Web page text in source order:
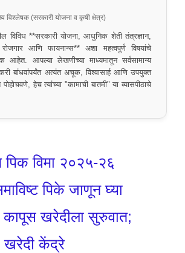
विश्लेषक (सरकारी योजना व कृषी क्षेत्र)
विविध **सरकारी योजना, आधुनिक शेती तंत्रज्ञान,
आणि फायनान्स** अशा महत्वपूर्ण विषयांचे
आपल्या लेखणीच्या माध्यमातून सर्वसामान्य
बांधवांपर्यंत अत्यंत अचूक, विश्वासार्ह आणि उपयुक्त
पोहोचवणे, हेच त्यांच्या "कामाची बातमी" या व्यासपीठाचे
पिक विमा २०२५-२६
पिके जाणून घ्या
कापूस खरेदीला सुरुवात;
खरेदी केंद्रे